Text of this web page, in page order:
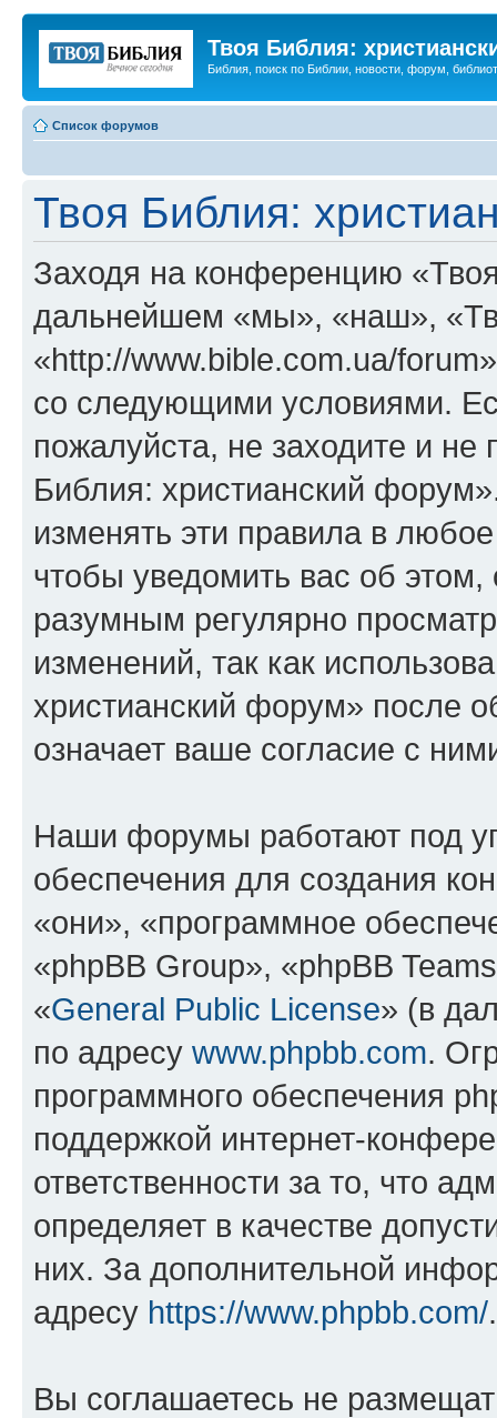
Твоя Библия:
Библия, поиск по Библии, новости, форум,
Список форумов
Твоя Библия:
Заходя на конференцию
дальнейшем «мы», «наш»,
«http://www.bible.com.ua/
со следующими условиями.
пожалуйста, не заходите и
Библия: христианский
изменять эти правила в
чтобы уведомить вас об
разумным регулярно
изменений, так как
христианский форум» после
означает ваше согласие с
Наши форумы работают под
обеспечения для создания
«они», «программное
«phpBB Group», «phpBB
«General Public License» (в
по адресу www.phpbb.com.
программного обеспечения
поддержкой интернет-
ответственности за то, что
определяет в качестве
них. За дополнительной
адресу https://www.phpbb.com/.
Вы соглашаетесь не